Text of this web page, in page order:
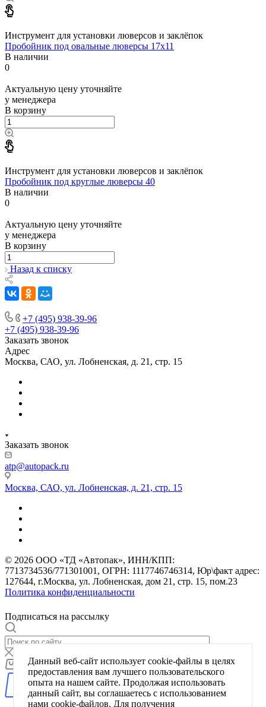
Инструмент для установки люверсов и заклёпок
Пробойник под овальные люверсы 17x11
В наличии
0
Актуальную цену уточняйте
у менеджера
В корзину
Инструмент для установки люверсов и заклёпок
Пробойник под круглые люверсы 40
В наличии
0
Актуальную цену уточняйте
у менеджера
В корзину
Назад к списку
+7 (495) 938-39-96
+7 (495) 938-39-96
Заказать звонок
Адрес
Москва, САО, ул. Лобненская, д. 21, стр. 15
Заказать звонок
atp@autopack.ru
Москва, САО, ул. Лобненская, д. 21, стр. 15
© 2026 ООО «ТД «Автопак», ИНН/КПП:
7713734536/771301001, ОГРН: 1117746746314, Юр\факт адрес:
127644, г.Москва, ул. Лобненская, дом 21, стр. 15, пом.23
Политика конфиденциальности
Подписаться на рассылку
Корзина
Данный веб-сайт использует cookie-файлы в целях
предоставления вам лучшего пользовательского
опыта на нашем сайте. Продолжая использовать
данный сайт, вы соглашаетесь с использованием
нами cookie-файлов. Для получения